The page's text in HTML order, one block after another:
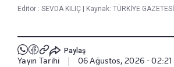
Editör : SEVDA KILIÇ Kaynak: TÜRKİYE GAZETESİ
Paylaş
Yayın Tarihi 06 Ağustos, 2026 - 02:21